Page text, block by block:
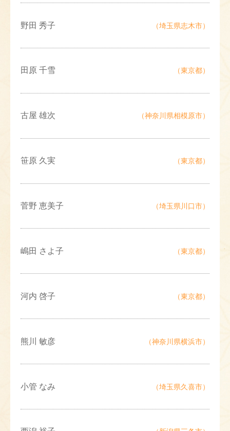
野田 秀子 （埼玉県志木市）
田原 千雪 （東京都）
古屋 雄次 （神奈川県相模原市）
笹原 久実 （東京都）
菅野 恵美子 （埼玉県川口市）
嶋田 さよ子 （東京都）
河内 啓子 （東京都）
熊川 敏彦 （神奈川県横浜市）
小管 なみ （埼玉県久喜市）